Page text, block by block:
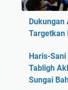
Dukungan
Targetkan
Haris-
Tabligh
Sungai